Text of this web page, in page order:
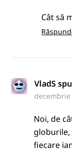
Cât să
VladS
decembrie
Noi, de
globurile,
fiecare